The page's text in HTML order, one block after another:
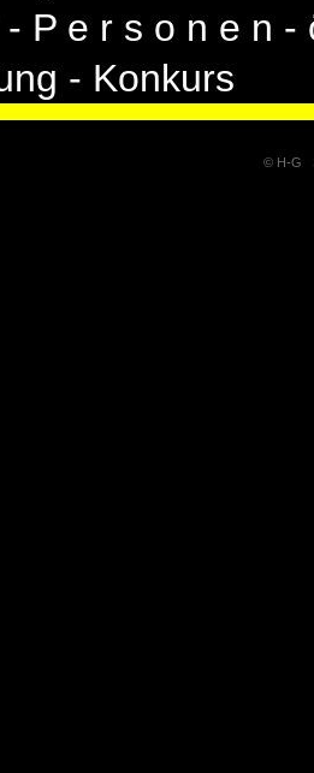
P e r s o n e n -
- Konkurs
© H-G